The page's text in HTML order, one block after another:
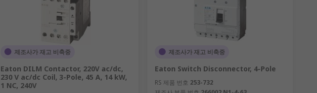
제조사가 재고 비축중
Eaton DILM Contactor, 220V ac/dc,
230 V ac/dc Coil, 3-Pole, 45 A, 14 kW,
1 NC, 240V
제조사가 재고 비축중
Eaton Switch Disconnector, 4-Pole
RS 제품 번호 253-732